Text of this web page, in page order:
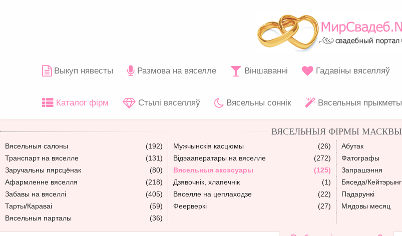
Выкуп нявесты Размова на вяселле Віншаванні Гадавіны вяселляў
Каталог фірм Стылі вяселляў Вясельны соннік Вясельныя прыкметы
ВЯСЕЛЬНЫЯ ФІРМЫ МАСКВЫ
Вясельныя салоны (192) Мужчынскія касцюмы (26) Абутак
Транспарт на вяселле
(131) Відэааператары на вяселле (272) Фатографы
Заручальны пярсцёнак
(80) Вясельныя аксэсуары (125) Запрашэння
Афармленне вяселля
(218) Дзявочнік, хлапечнік (1) Бяседа/Кейтэрынг
Забавы на вяселлі
(405) Вяселле на цеплаходзе (22) Падарункі
Тарты/Караваі
(59) Феерверкі (27) Мядовы месяц
Вясельныя парталы
(36)